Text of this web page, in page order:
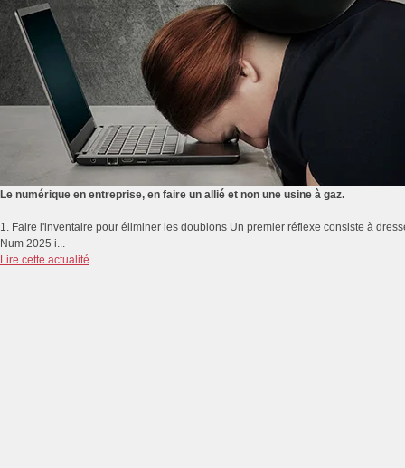
Le numérique en entreprise, en faire un allié et non une usine à gaz.
1. Faire l'inventaire pour éliminer les doublons Un premier réflexe consiste à
Num 2025 i...
Lire cette actualité